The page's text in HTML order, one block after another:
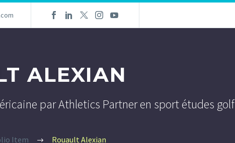
ALEXIAN
par Athletics Partner en sport études golf
Item Rouault Alexian